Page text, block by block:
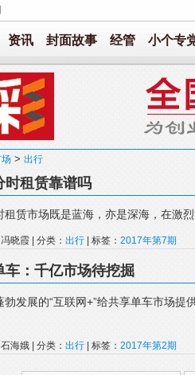
资讯 封面故事 经管 小个专
> 出行
时租赁靠谱吗
租赁市场既是蓝海，亦是深海，在激
晓霞 | 分类： 出行 | 标签： 2017年第7期
车：千亿市场待挖掘
勃发展的“互联网+”给共享单车市场
海娥 | 分类： 出行 | 标签： 2017年第2期